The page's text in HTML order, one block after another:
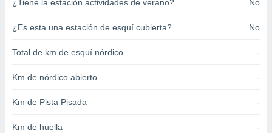
o acceder
datos
¿Tiene la estación actividades de verano? No
¿Es esta una estación de esquí cubierta? No
Total de km de esquí nórdico -
Km de nórdico abierto -
Km de Pista Pisada -
Km de huella -